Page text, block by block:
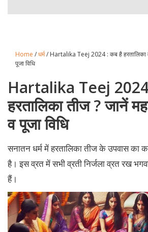
Home /धर्म/ Hartalika Teej 2024 : कब है हरतालिका
पूजा विधि
Hartalika Teej
हरतालिका तीज ? जानें
व पूजा विधि
सनातन धर्म में हरतालिका तीज के उपवास का
है। इस व्रत में सभी व्रती निर्जला व्रत रख
हैं।